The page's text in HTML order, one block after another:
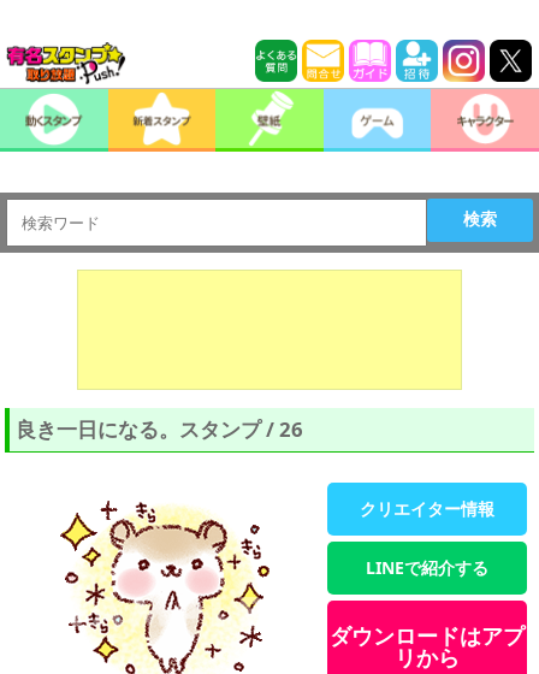
検索
良き一日になる。スタンプ / 26
クリエイター情報
LINEで紹介する
ダウンロードはアプ
リから